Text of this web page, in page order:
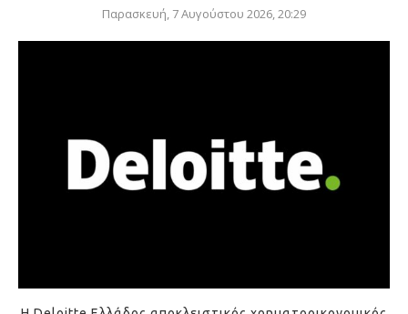
Παρασκευή, 7 Αυγούστου 2026, 20:29